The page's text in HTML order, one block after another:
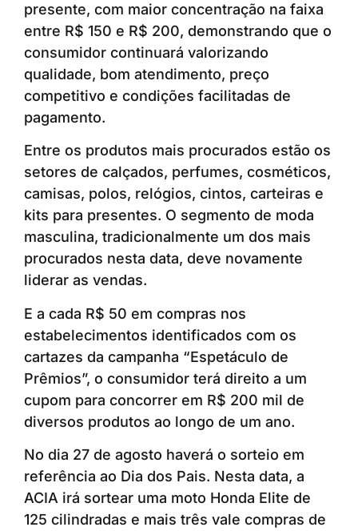
presente, com maior concentração na faixa
entre R$ 150 e R$ 200, demonstrando que o
consumidor continuará valorizando
qualidade, bom atendimento, preço
competitivo e condições facilitadas de
pagamento.
Entre os produtos mais procurados estão os
setores de calçados, perfumes, cosméticos,
camisas, polos, relógios, cintos, carteiras e
kits para presentes. O segmento de moda
masculina, tradicionalmente um dos mais
procurados nesta data, deve novamente
liderar as vendas.
E a cada R$ 50 em compras nos
estabelecimentos identificados com os
cartazes da campanha “Espetáculo de
Prêmios”, o consumidor terá direito a um
cupom para concorrer em R$ 200 mil de
diversos produtos ao longo de um ano.
No dia 27 de agosto haverá o sorteio em
referência ao Dia dos Pais. Nesta data, a
ACIA irá sortear uma moto Honda Elite de
125 cilindradas e mais três vale compras de